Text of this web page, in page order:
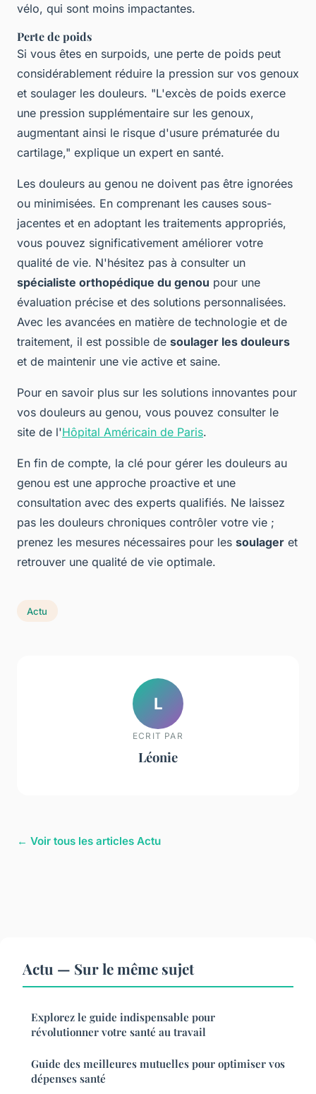
vélo, qui sont moins impactantes.
Perte de poids
Si vous êtes en surpoids, une perte de poids peut
considérablement réduire la pression sur vos genoux
et soulager les douleurs. "L'excès de poids exerce
une pression supplémentaire sur les genoux,
augmentant ainsi le risque d'usure prématurée du
cartilage," explique un expert en santé.
Les douleurs au genou ne doivent pas être ignorées
ou minimisées. En comprenant les causes sous-
jacentes et en adoptant les traitements appropriés,
vous pouvez significativement améliorer votre
qualité de vie. N'hésitez pas à consulter un
spécialiste orthopédique du genou pour une
évaluation précise et des solutions personnalisées.
Avec les avancées en matière de technologie et de
traitement, il est possible de soulager les douleurs
et de maintenir une vie active et saine.
Pour en savoir plus sur les solutions innovantes pour
vos douleurs au genou, vous pouvez consulter le
site de l'Hôpital Américain de Paris.
En fin de compte, la clé pour gérer les douleurs au
genou est une approche proactive et une
consultation avec des experts qualifiés. Ne laissez
pas les douleurs chroniques contrôler votre vie ;
prenez les mesures nécessaires pour les soulager et
retrouver une qualité de vie optimale.
Actu
L
ECRIT PAR
Léonie
← Voir tous les articles Actu
Actu — Sur le même sujet
Explorez le guide indispensable pour
révolutionner votre santé au travail
Guide des meilleures mutuelles pour optimiser vos
dépenses santé